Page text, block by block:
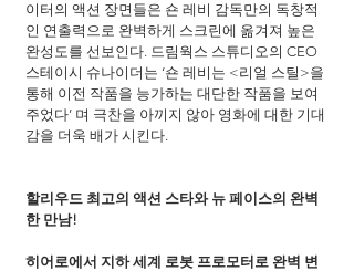
이터의 액션 장면들은 숀 레비 감독만의 독창적
인 연출력으로 완벽하게 스크린에 옮겨져 높은
완성도를 선보인다. 드림웍스 스튜디오의 CEO
스테이시 슈나이더는 ‘숀 레비는 <리얼 스틸>을
통해 이전 작품을 능가하는 대단한 작품을 보여
주었다’ 며 극찬을 아끼지 않아 영화에 대한 기대
감을 더욱 배가 시킨다.
할리우드 최고의 액션 스타와 뉴 페이스의 완벽
한 만남!
히어로에서 지하 세계 로봇 프로모터로 완벽 변